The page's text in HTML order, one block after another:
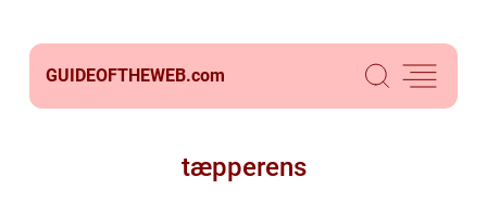
GUIDEOFTHEWEB.com
tæpperens